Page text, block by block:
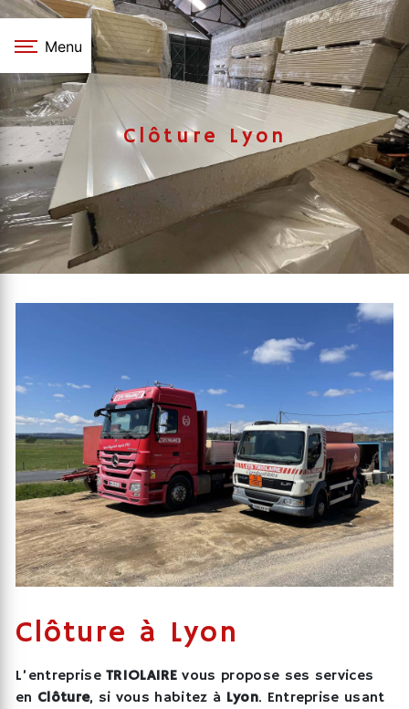
Panneau de gestion des cookies
Menu
Clôture Lyon
Clôture à Lyon
L’entrepriseTRIOLAIRE vous propose ses services
en Clôture, si vous habitez à Lyon. Entreprise usant